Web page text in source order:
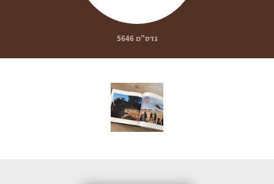
גדס"מ 5646